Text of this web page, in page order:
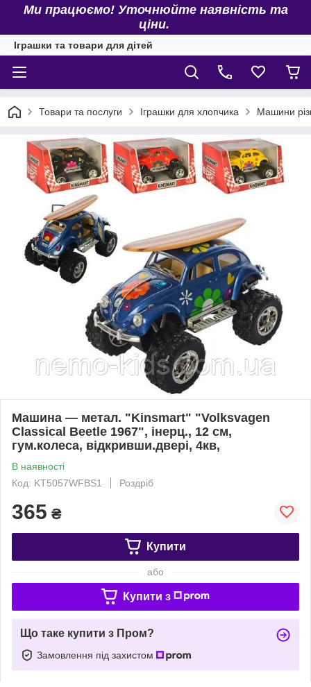
Ми працюємо! Уточнюйте наявність та
ціни.
Іграшки та товари для дітей
Товари та послуги Іграшки для хлопчика Машини
Машина — метал. "Kinsmart" "Volksvagen
Classical Beetle 1967", інерц., 12 см,
гум.колеса, відкривши.двері, 4кв,
В наявності
Код: KT5057WFBS1
Роздріб
365 ₴
Купити
або
Купити з
Що таке купити з Пром?
Замовлення під захистом